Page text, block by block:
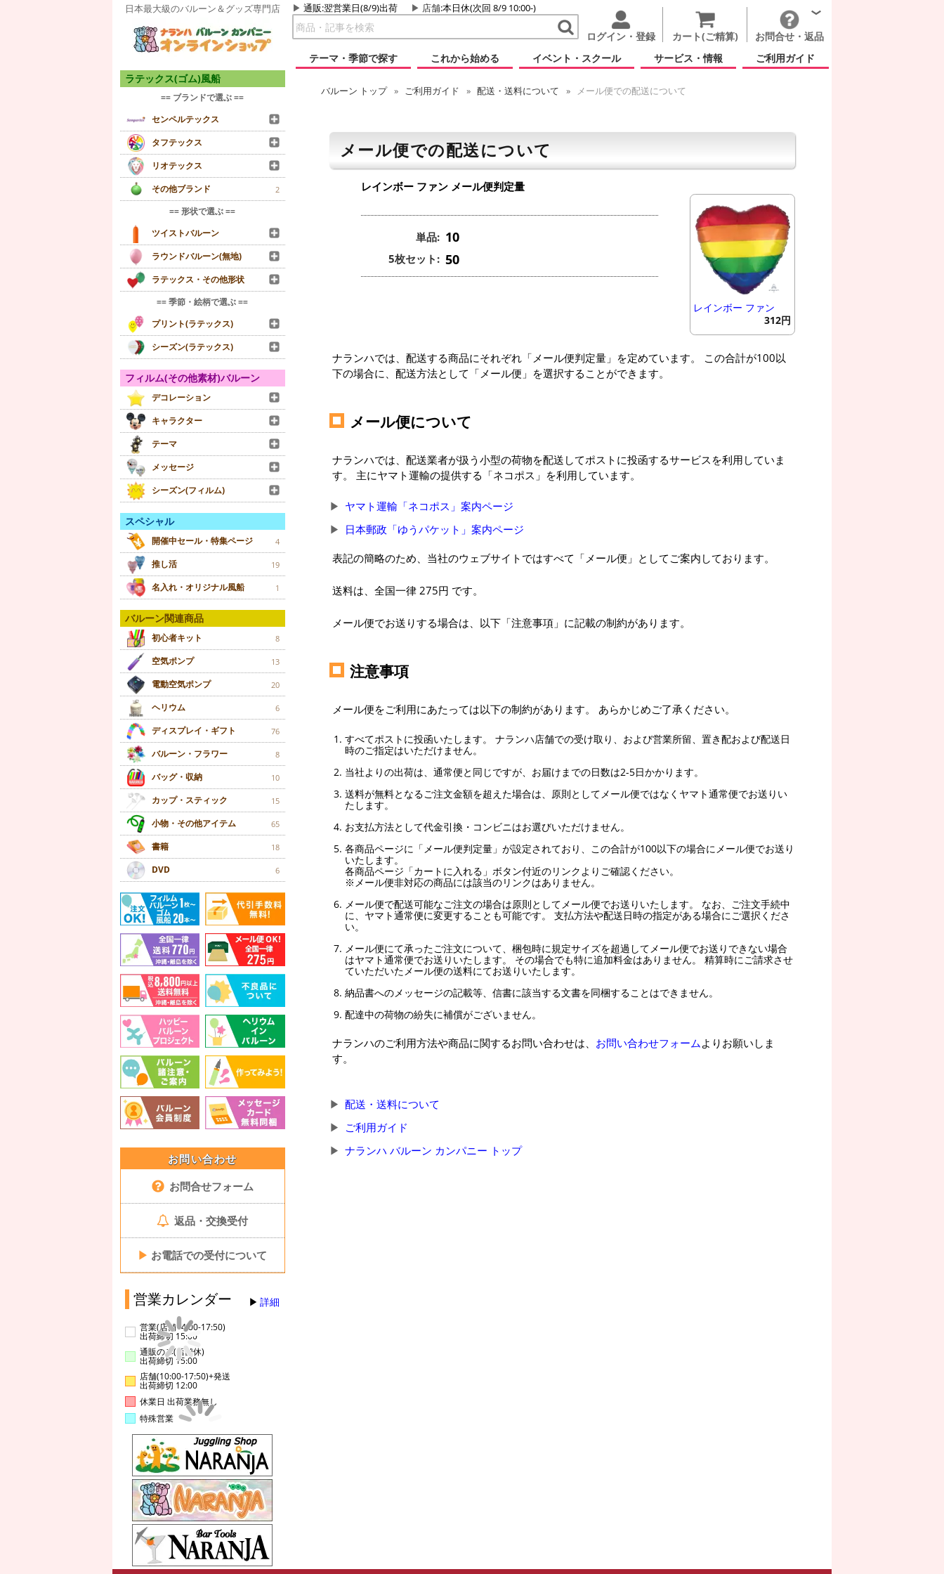
日本最大級のバルーン＆グッズ専門店 通販:翌営業日(8/9)出荷 店舗:本日休(次回 8/9 10:00-)
ログイン・登録 カート(ご精算)
お問合せ・返品
テーマ・季節で探す
これから始める イベント・スクール サービス・情報 ご利用ガイド
ラテックス(ゴム)風船
== ブランドで選ぶ ==
センペルテックス
タフテックス
リオテックス
その他ブランド
2
== 形状で選ぶ ==
ツイストバルーン
ラウンドバルーン(無地)
ラテックス・その他形状
== 季節・絵柄で選ぶ ==
プリント(ラテックス)
シーズン(ラテックス)
フィルム(その他素材)バルーン
デコレーション
キャラクター
テーマ
メッセージ
シーズン(フィルム)
スペシャル
開催中セール・特集ページ 4
推し活 19
名入れ・オリジナル風船 1
バルーン関連商品
初心者キット 8
空気ポンプ 13
電動空気ポンプ 20
ヘリウム 6
ディスプレイ・ギフト 76
バルーン・フラワー 8
バッグ・収納 10
カップ・スティック 15
小物・その他アイテム 65
書籍 18
DVD 6
お問い合わせ
お問合せフォーム
返品・交換受付
▶ お電話での受付について
営業カレンダー 詳細
営業(店舗14:00-17:50)
出荷締切 15:00
通販のみ(店舗休)
出荷締切 15:00
店舗(10:00-17:50)+発送
出荷締切 12:00
休業日 出荷業務無し
特殊営業
バルーン トップ ご利用ガイド 配送・送料について メール便での配送について
メール便での配送について
レインボー ファン メール便判定量
単品: 10
5枚セット: 50
レインボー ファン
312円
ナランハでは、配送する商品にそれぞれ「メール便判定量」を定めています。 この合計が100以
下の場合に、配送方法として「メール便」を選択することができます。
メール便について
ナランハでは、配送業者が扱う小型の荷物を配送してポストに投函するサービスを利用していま
す。 主にヤマト運輸の提供する「ネコポス」を利用しています。
ヤマト運輸「ネコポス」案内ページ
日本郵政「ゆうパケット」案内ページ
表記の簡略のため、当社のウェブサイトではすべて「メール便」としてご案内しております。
送料は、全国一律 275円 です。
メール便でお送りする場合は、以下「注意事項」に記載の制約があります。
注意事項
メール便をご利用にあたっては以下の制約があります。 あらかじめご了承ください。
すべてポストに投函いたします。 ナランハ店舗での受け取り、および営業所留、置き配および配送日
時のご指定はいただけません。
当社よりの出荷は、通常便と同じですが、お届けまでの日数は2-5日かかります。
送料が無料となるご注文金額を超えた場合は、原則としてメール便ではなくヤマト通常便でお送りい
たします。
お支払方法として代金引換・コンビニはお選びいただけません。
各商品ページに「メール便判定量」が設定されており、この合計が100以下の場合にメール便でお送り
いたします。
各商品ページ「カートに入れる」ボタン付近のリンクよりご確認ください。
※メール便非対応の商品には該当のリンクはありません。
メール便で配送可能なご注文の場合は原則としてメール便でお送りいたします。 なお、ご注文手続中
に、ヤマト通常便に変更することも可能です。 支払方法や配送日時の指定がある場合にご選択くださ
い。
メール便にて承ったご注文について、梱包時に規定サイズを超過してメール便でお送りできない場合
はヤマト通常便でお送りいたします。 その場合でも特に追加料金はありません。 精算時にご請求させ
ていただいたメール便の送料にてお送りいたします。
納品書へのメッセージの記載等、信書に該当する文書を同梱することはできません。
配達中の荷物の紛失に補償がございません。
ナランハのご利用方法や商品に関するお問い合わせは、 お問い合わせフォームよりお願いしま
す。
配送・送料について
ご利用ガイド
ナランハ バルーン カンパニー トップ